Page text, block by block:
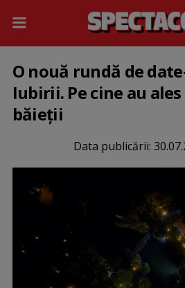
O nouă rundă de
Iubirii. Pe cine au
băieții
Data publicării: